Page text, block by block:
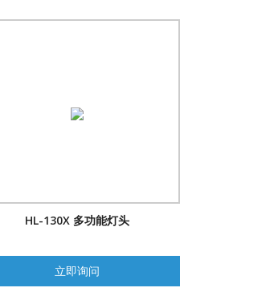
HL-130X 多功能灯头
立即询问